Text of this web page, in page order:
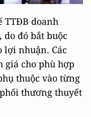
TTĐB doanh
đó bắt buộc
lợi nhuận. Các
giá cho phù hợp
thuộc vào từng
thương thuyết